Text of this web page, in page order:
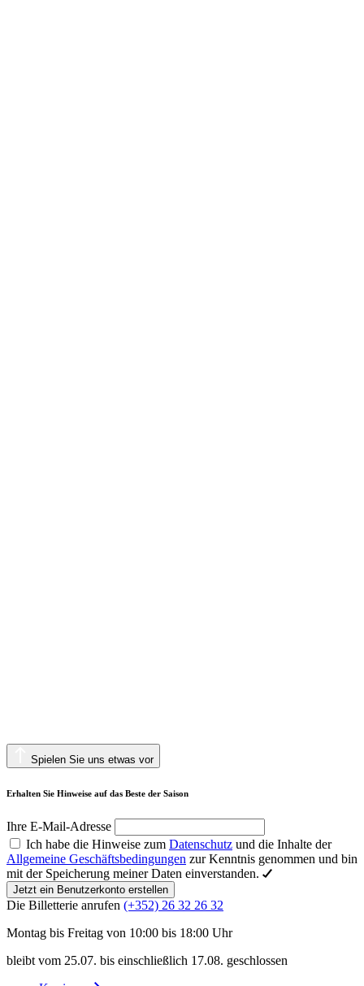
Spielen Sie uns etwas vor
Erhalten Sie Hinweise auf das Beste der Saison
Ihre E-Mail-Adresse
Ich habe die Hinweise zum Datenschutz und die Inhalte der
Allgemeine Geschäftsbedingungen zur Kenntnis genommen und bin
mit der Speicherung meiner Daten einverstanden.
Jetzt ein Benutzerkonto erstellen
Die Billetterie anrufen (+352) 26 32 26 32
Montag bis Freitag von 10:00 bis 18:00 Uhr
bleibt vom 25.07. bis einschließlich 17.08. geschlossen